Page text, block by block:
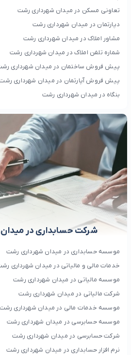
تعاونی مسکن در میدان شهرداری رشت
دپارتمان در میدان شهرداری رشت
مشاور املاک در میدان شهرداری رشت
شماره تلفن املاک در میدان شهرداری رشت
پیش فروش ساختمان در میدان شهرداری
پیش فروش آپارتمان در میدان شهرداری رشت
بنگاه در میدان شهرداری رشت
شرکت حسابداری در
موسسه حسابداری در میدان شهرداری رشت
خدمات مالی و مالیاتی در میدان شهرداری
موسسه مالیاتی در میدان شهرداری رشت
شرکت مالیاتی در میدان شهرداری رشت
موسسه خدمات مالی در میدان شهرداری رشت
موسسه حسابرسی در میدان شهرداری رشت
شرکت حسابرسی در میدان شهرداری رشت
نرم افزار حسابداری در میدان شهرداری رشت